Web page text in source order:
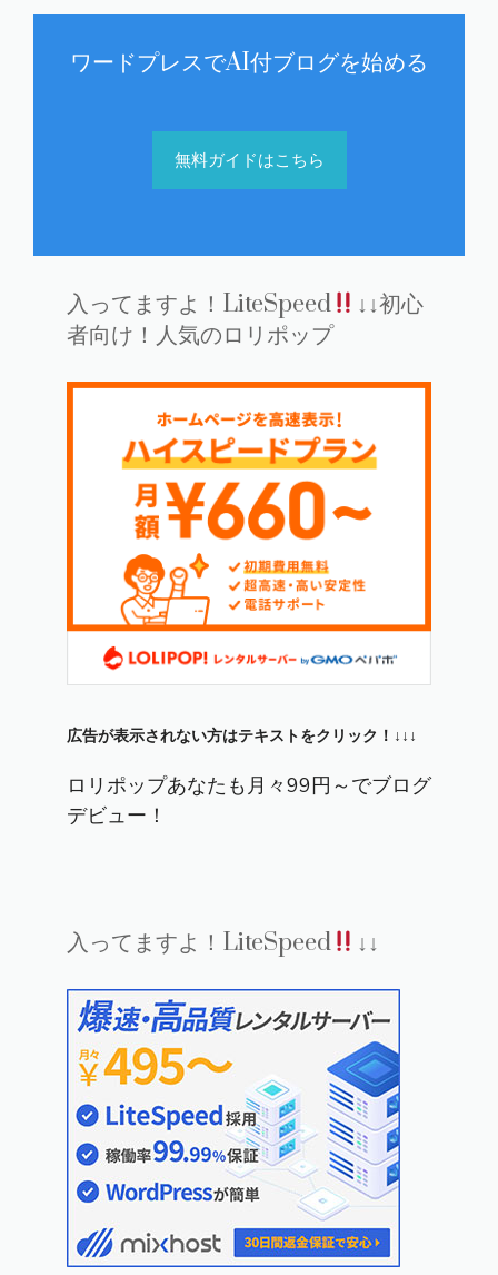
ワードプレスでAI付ブログを始める
無料ガイドはこちら
入ってますよ！LiteSpeed
↓↓初心
者向け！人気のロリポップ
広告が表示されない方はテキストをクリック！↓↓↓
ロリポップあなたも月々99円～でブログ
デビュー！
入ってますよ！LiteSpeed ↓↓